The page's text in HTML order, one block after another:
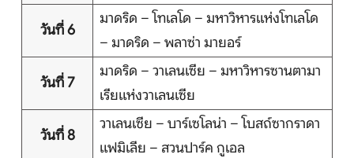
วันที่ 6
มาดริด – โทเลโด – มหาวิหารแห่งโทเลโด
– มาดริด – พลาซ่า มายอร์
วันที่ 7
มาดริด – วาเลนเซีย – มหาวิหารซานตามา
เรียแห่งวาเลนเซีย
วันที่ 8
วาเลนเซีย – บาร์เซโลน่า – โบสถ์ซากราดา
แฟมิเลีย – สวนปาร์ค กูเอล